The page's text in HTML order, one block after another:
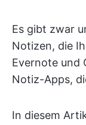
Es gibt zwar
Notizen, die
Evernote und
Notiz-Apps,
In diesem